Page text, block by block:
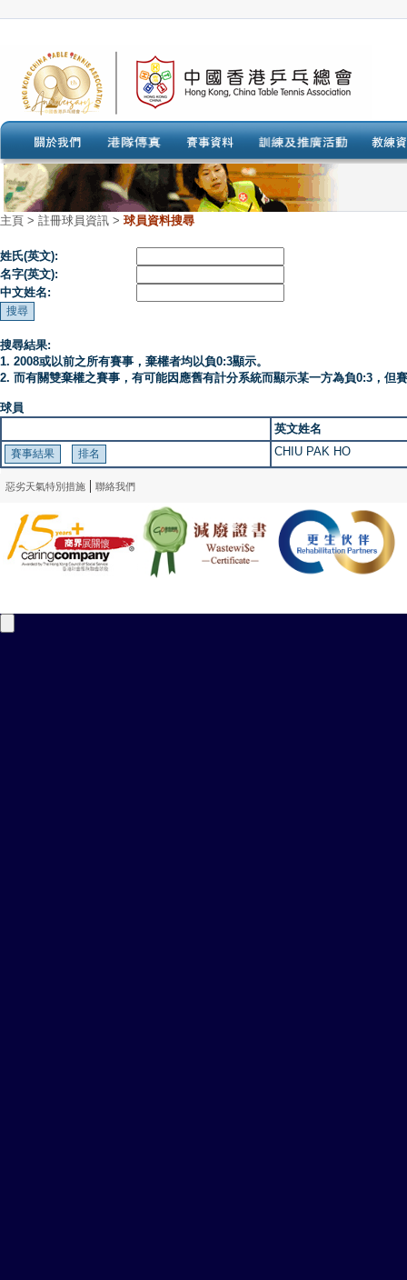
主頁 > 註冊球員資訊 > 球員資料搜尋
姓氏(英文):
名字(英文):
中文姓名:
搜尋結果:
1. 2008或以前之所有賽事，棄權者均以負0:3顯示。
2. 而有關雙棄權之賽事，有可能因應舊有計分系統而顯示某一方為負0:3，但
球員
英文姓名
CHIU PAK HO